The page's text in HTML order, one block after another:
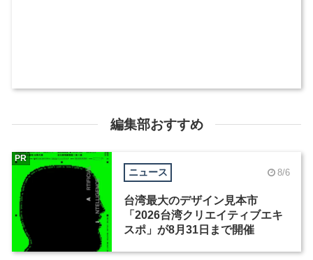
編集部おすすめ
ニュース 8/6
台湾最大のデザイン見本市
「2026台湾クリエイティブエキ
スポ」が8月31日まで開催
PR